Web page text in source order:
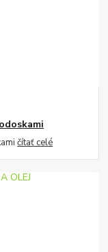
čítať celé